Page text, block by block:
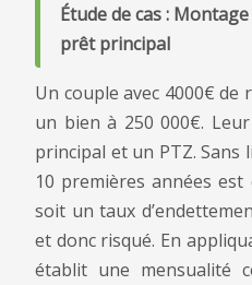
Étude de cas :
prêt principal
Un couple avec 4000€ de
un bien à 250 000€.
principal et un PTZ. Sans
10 premières années est
soit un taux
et donc risqué. En
établit une mensualité